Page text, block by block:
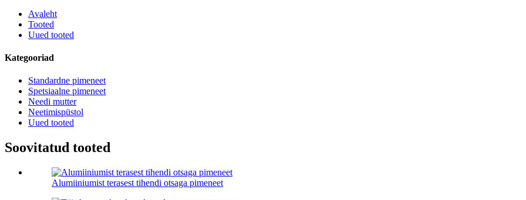
Avaleht
Tooted
Uued tooted
Kategooriad
Standardne pimeneet
Spetsiaalne pimeneet
Needi mutter
Neetimispüstol
Uued tooted
Soovitatud tooted
Alumiiniumist terasest tihendi otsaga pimeneet